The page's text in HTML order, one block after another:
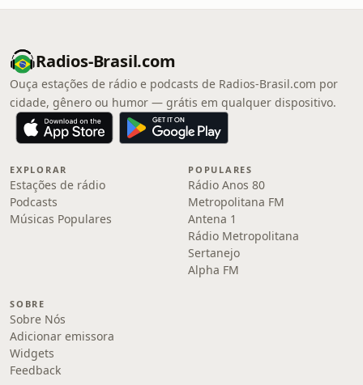
Radios-Brasil.com
Ouça estações de rádio e podcasts de Radios-Brasil.com por
cidade, gênero ou humor — grátis em qualquer dispositivo.
EXPLORAR
Estações de rádio
Podcasts
Músicas Populares
POPULARES
Rádio Anos 80
Metropolitana FM
Antena 1
Rádio Metropolitana
Sertanejo
Alpha FM
SOBRE
Sobre Nós
Adicionar emissora
Widgets
Feedback